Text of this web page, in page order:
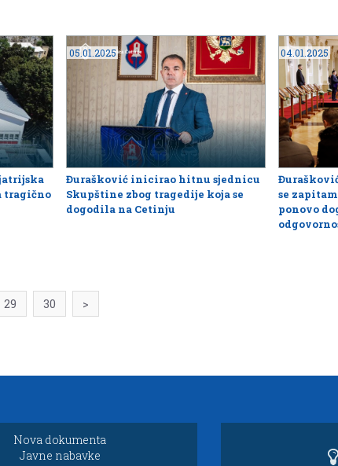
tragično
05.01.2025
Đurašković inicirao hitnu sjednicu
Skupštine zbog tragedije koja se
dogodila na Cetinju
04.01.2025
se
ponovo
29 30 >
Nova dokumenta
Javne nabavke